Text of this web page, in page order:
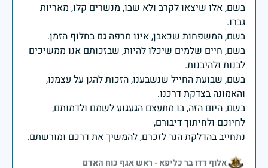
בשם, אלו שיצאו לקרב ולא שבו, מנשרים קלו, מאריות
בשם, חיים שלמים שיכלו להיות, שבזכותם אנו ממשיכים
בשם, שבועת החייל שנשבענו, הזכות להגן על עצמנו,
בשם, היום הזה, בו מתעצם הגעגוע לשמם ולדמותם,
נתחייב בהדלקת הנר לזכרם, להמשיך את דרכם ומורשתם.
אלוף דדו בר כליפא - ראש אגף כוח האדם